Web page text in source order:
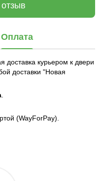
Оплата
доставка курьером к двери
доставки "Новая
(WayForPay).